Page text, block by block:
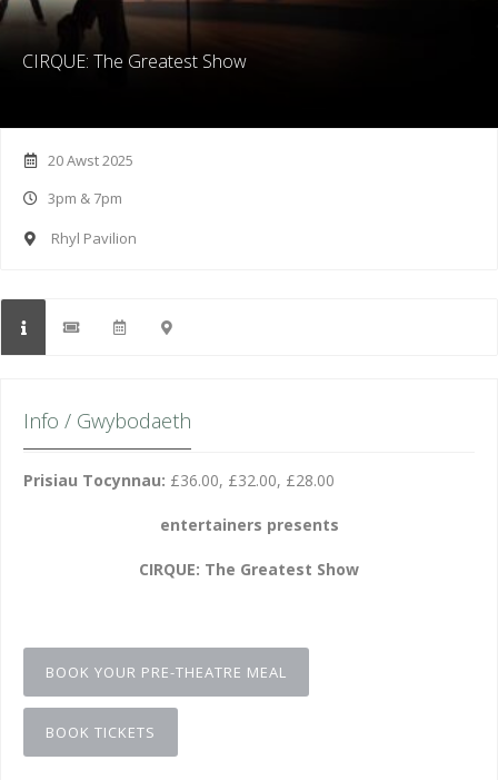
CIRQUE: The Greatest Show
20 Awst 2025
3pm & 7pm
Rhyl Pavilion
Info / Gwybodaeth
Prisiau Tocynnau: £36.00, £32.00, £28.00
entertainers presents
CIRQUE: The Greatest Show
BOOK YOUR PRE-THEATRE MEAL
BOOK TICKETS